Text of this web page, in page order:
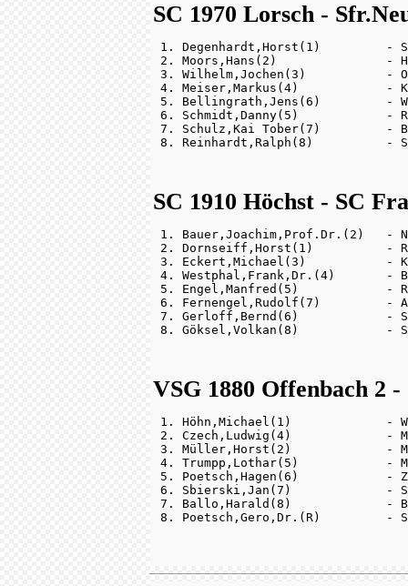
SC 1970 Lorsch -
1. Degenhardt,Horst(1)         -
2. Moors,Hans(2)               -
3. Wilhelm,Jochen(3)           -
4. Meiser,Markus(4)            -
5. Bellingrath,Jens(6)         -
6. Schmidt,Danny(5)            -
7. Schulz,Kai Tober(7)         -
SC 1910 Höchst - SC
1. Bauer,Joachim,Prof.Dr.(2)   -
2. Dornseiff,Horst(1)          -
3. Eckert,Michael(3)           -
4. Westphal,Frank,Dr.(4)       -
5. Engel,Manfred(5)            -
6. Fernengel,Rudolf(7)         -
7. Gerloff,Bernd(6)            -
VSG 1880 Offenbach 2
1. Höhn,Michael(1)             -
2. Czech,Ludwig(4)             -
3. Müller,Horst(2)             -
4. Trumpp,Lothar(5)            -
5. Poetsch,Hagen(6)
6. Sbierski,Jan(7)             -
7. Ballo,Harald(8)             -